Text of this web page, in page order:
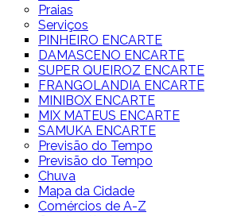
Praias
Serviços
PINHEIRO ENCARTE
DAMASCENO ENCARTE
SUPER QUEIROZ ENCARTE
FRANGOLANDIA ENCARTE
MINIBOX ENCARTE
MIX MATEUS ENCARTE
SAMUKA ENCARTE
Previsão do Tempo
Previsão do Tempo
Chuva
Mapa da Cidade
Comércios de A-Z